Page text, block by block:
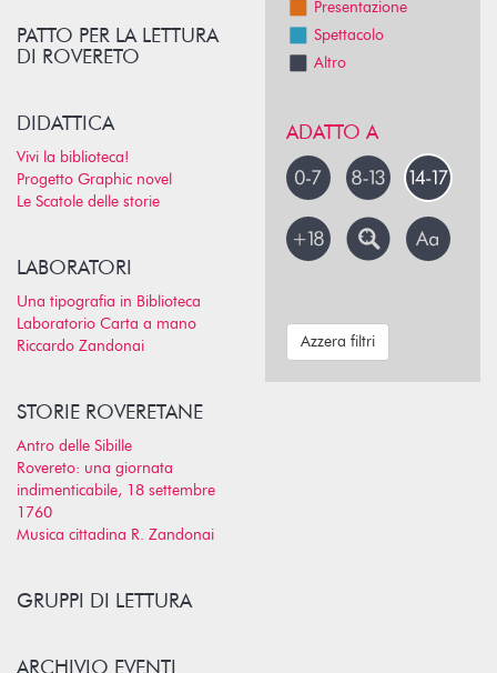
PATTO PER LA LETTURA
DI ROVERETO
DIDATTICA
Vivi la biblioteca!
Progetto Graphic novel
Le Scatole delle storie
LABORATORI
Una tipografia in Biblioteca
Laboratorio Carta a mano
Riccardo Zandonai
STORIE ROVERETANE
Antro delle Sibille
Rovereto: una giornata
indimenticabile, 18 settembre
1760
Musica cittadina R. Zandonai
GRUPPI DI LETTURA
ARCHIVIO EVENTI
Presentazione
Spettacolo
Altro
ADATTO A
Azzera filtri